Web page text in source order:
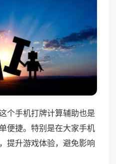
个手机打牌计算辅助也是
便捷。特别是在大家手机
提升游戏体验，避免影响